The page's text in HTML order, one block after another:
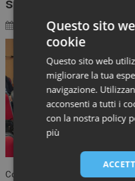
salute al nuovo
24 Novembre 2025
Collegio Operatori SItI – a cui
Questo sito
cookie
Questo sito web
migliorare la tua
navigazione.
acconsenti a tutti i
con la nostra policy
più